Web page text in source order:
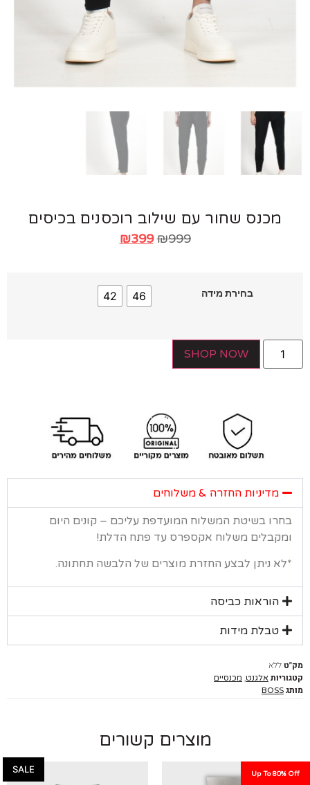
מכנס שחור עם שילוב רוכסנים בכיסים
₪
₪399
בחירת מידה 42
SHOP NOW
מדיניות החזרה & משלוחים
בשיטת המשלוח המועדפת עליכם – קונים היום
משלוח אקספרס עד פתח הדלת!
ניתן לבצע החזרת מוצרים של הלבשה תחתונה.
הוראות כביסה
טבלת מידות
ללא
אלגנט ,מכנסיים
BOSS
מוצרים קשורים
Up To